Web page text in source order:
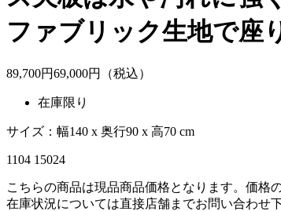
ファブリック生地で座
89,700円69,000円（税込）
在庫限り
サイズ：幅140 x 奥行90 x 高70 cm
1104 15024
こちらの商品は現品商品価格となります。価格
在庫状況については直接店舗までお問い合わせ下